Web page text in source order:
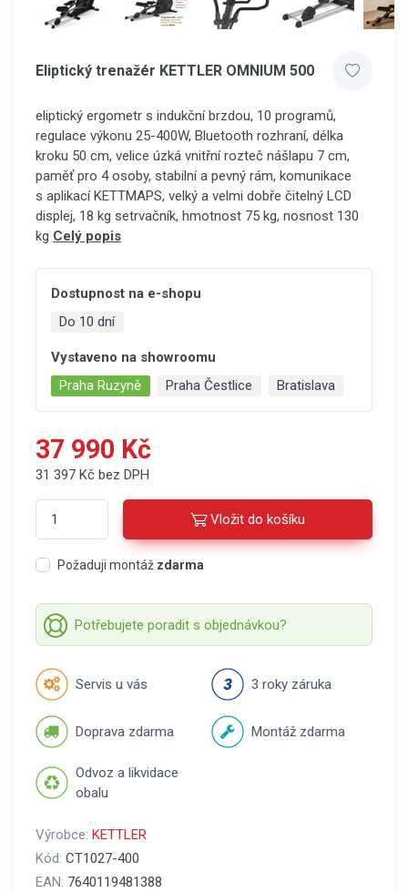
Eliptický trenažér KETTLER OMNIUM 500
eliptický ergometr s indukční brzdou, 10 programů,
regulace výkonu 25-400W, Bluetooth rozhraní, délka
kroku 50 cm, velice úzká vnitřní rozteč nášlapu 7 cm,
paměť pro 4 osoby, stabilní a pevný rám, komunikace
s aplikací KETTMAPS, velký a velmi dobře čitelný LCD
displej, 18 kg setrvačník, hmotnost 75 kg, nosnost 130
kg Celý popis
Dostupnost na e-shopu
Do 10 dní
Vystaveno na showroomu
Praha Ruzyně
Praha Čestlice Bratislava
37 990 Kč
31 397 Kč bez DPH
Vložit do košíku
Požaduji montáž zdarma
Potřebujete poradit s objednávkou?
Servis u vás 3 roky záruka
Doprava zdarma Montáž zdarma
Odvoz a likvidace
obalu
Výrobce: KETTLER
Kód: CT1027-400
EAN: 7640119481388